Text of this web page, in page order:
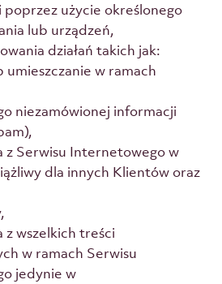
poprzez użycie określonego
lub urządzeń,
działań takich jak:
umieszczanie w ramach
niezamówionej informacji
z Serwisu Internetowego w
dla innych Klientów oraz
z wszelkich treści
w ramach Serwisu
jedynie w